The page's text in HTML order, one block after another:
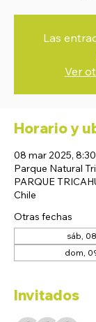
Las
Ver
Horario y
08 mar 2025,
Parque Natural
PARQUE
Chile
Otras fechas
sáb,
dom,
Invitados